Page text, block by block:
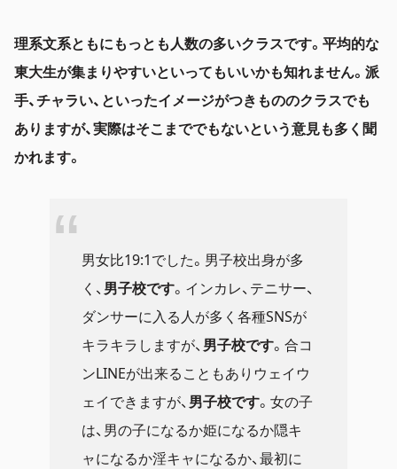
理系文系ともにもっとも人数の多いクラスです。平均的な
東大生が集まりやすいといってもいいかも知れません。派
手、チャラい、といったイメージがつきもののクラスでも
ありますが、実際はそこまででもないという意見も多く聞
かれます。
男女比19:1でした。男子校出身が多
く、 男子校です。インカレ、テニサー、
ダンサーに入る人が多く各種SNSが
キラキラしますが、 男子校です。合コ
ンLINEが出来ることもありウェイウ
ェイできますが、 男子校です。女の子
は、男の子になるか姫になるか隠キ
ャになるか淫キャになるか、最初に